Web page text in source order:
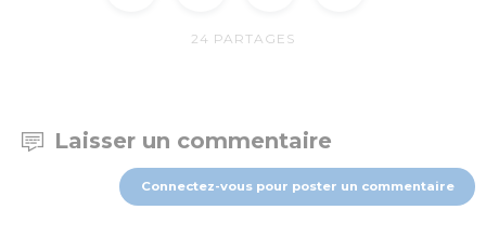
24 PARTAGES
Laisser un commentaire
Connectez-vous pour poster un commentaire